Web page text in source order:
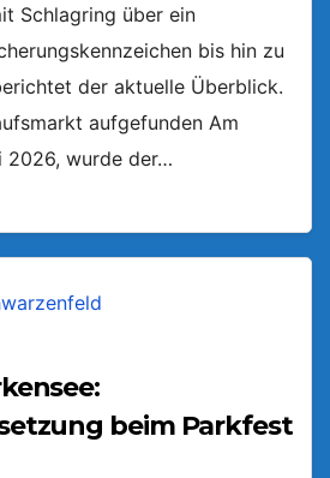
Schlagring über ein
bis hin zu
der aktuelle Überblick.
aufgefunden Am
2026, wurde der…
beim Parkfest